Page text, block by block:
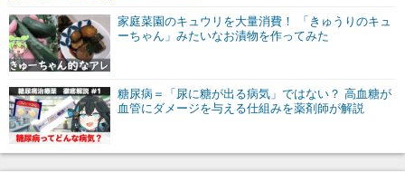
家庭菜園のキュウリを大量消費！ 「きゅうりのキュ
ーちゃん」みたいなお漬物を作ってみた
糖尿病＝「尿に糖が出る病気」ではない？ 高血糖が
血管にダメージを与える仕組みを薬剤師が解説